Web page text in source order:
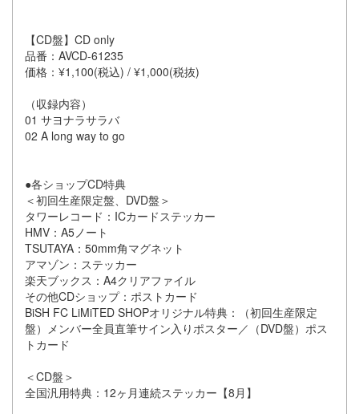
【CD盤】CD only
品番：AVCD-61235
価格：¥1,100(税込) / ¥1,000(税抜)
（収録内容）
01 サヨナラサラバ
02 A long way to go
●各ショップCD特典
＜初回生産限定盤、DVD盤＞
タワーレコード：ICカードステッカー
HMV：A5ノート
TSUTAYA：50mm角マグネット
アマゾン：ステッカー
楽天ブックス：A4クリアファイル
その他CDショップ：ポストカード
BiSH FC LiMiTED SHOPオリジナル特典：（初回生産限定
盤）メンバー全員直筆サイン入りポスター／（DVD盤）ポス
トカード
＜CD盤＞
全国汎用特典：12ヶ月連続ステッカー【8月】